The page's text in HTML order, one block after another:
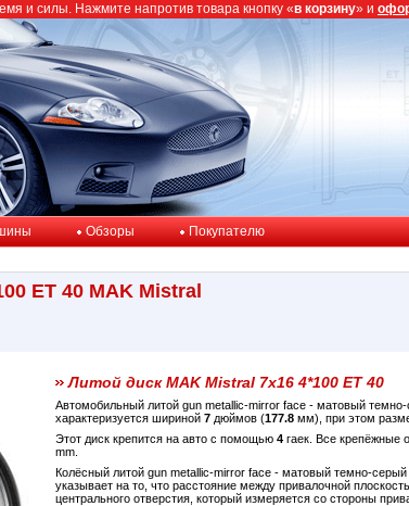
Обзоры Покупателю
ET 40 MAK Mistral
Литой диск MAK Mistral 7x16 4*100 ET 40
Автомобильный литой gun metallic-mirror face - матовый
характеризуется шириной 7 дюймов (177.8 мм), при этом
Этот диск крепится на авто с помощью 4 гаек. Все крепёжные
mm.
Колёсный литой gun metallic-mirror face - матовый темно-
указывает на то, что расстояние между привалочной
центрального отверстия, который измеряется со стороны
и силы. Нажмите напротив товара кнопку «в корзину» и